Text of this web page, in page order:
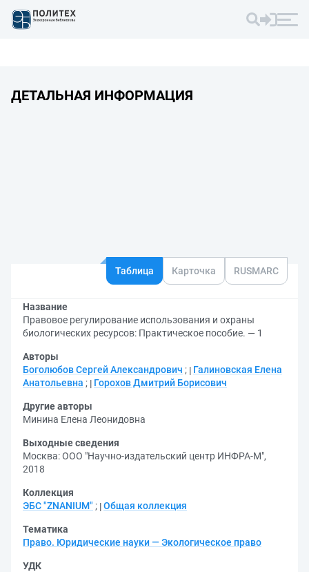
ДЕТАЛЬНАЯ ИНФОРМАЦИЯ
Таблица Карточка RUSMARC
Название
Правовое регулирование использования и охраны
биологических ресурсов: Практическое пособие. — 1
Авторы
Боголюбов Сергей Александрович ;
Галиновская Елена
Анатольевна ; Горохов Дмитрий Борисович
Другие авторы
Минина Елена Леонидовна
Выходные сведения
Москва: ООО "Научно-издательский центр ИНФРА-М",
2018
Коллекция
ЭБС "ZNANIUM" ; Общая коллекция
Тематика
Право. Юридические науки — Экологическое право
УДК